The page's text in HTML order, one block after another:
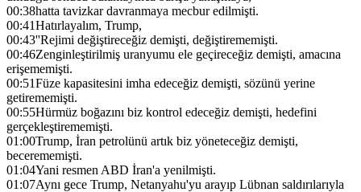
00:38hatta tavizkar davranmaya mecbur edilmişti.
00:41Hatırlayalım, Trump,
00:43''Rejimi değiştireceğiz demişti, değiştirememişti.
00:46Zenginleştirilmiş uranyumu ele geçireceğiz demişti, amacına
erişememişti.
00:51Füze kapasitesini imha edeceğiz demişti, sözünü yerine
getirememişti.
00:55Hürmüz boğazını biz kontrol edeceğiz demişti, hedefini
gerçekleştirememişti.
01:00Trump, İran petrolünü artık biz yöneteceğiz demişti,
becerememişti.
01:04Yani resmen ABD İran'a yenilmişti.
01:07Aynı gece Trump, Netanyahu'yu arayıp Lübnan saldırılarıyla